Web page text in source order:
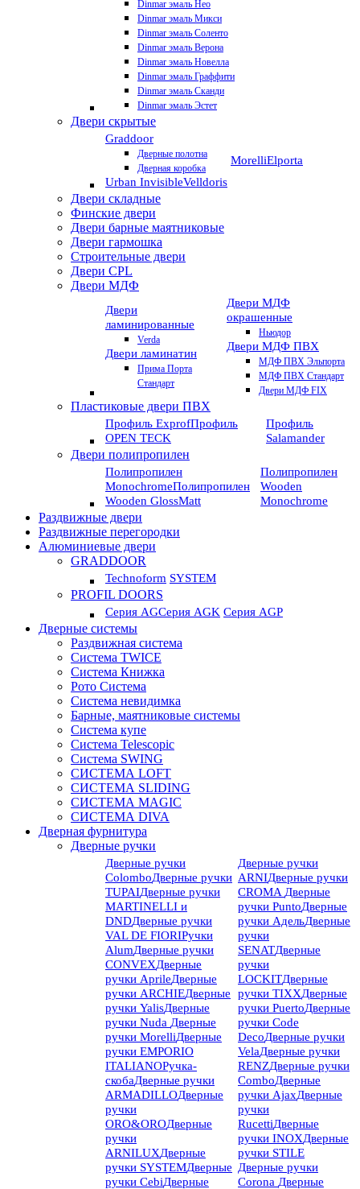
Dinmar эмаль Нео
Dinmar эмаль Микси
Dinmar эмаль Соленто
Dinmar эмаль Верона
Dinmar эмаль Новелла
Dinmar эмаль Граффити
Dinmar эмаль Сканди
Dinmar эмаль Эстет
Двери скрытые
Graddoor
Дверные полотна
Дверная коробка
Urban InvisibleVelldoris
MorelliElporta
Двери складные
Финские двери
Двери барные маятниковые
Двери гармошка
Строительные двери
Двери CРL
Двери МДФ
Двери
ламинированные
Verda
Двери ламинатин
Прима Порта
Стандарт
Двери МДФ
окрашенные
Ньюдор
Двери МДФ ПВХ
МДФ ПВХ Эльпорта
МДФ ПВХ Стандарт
Двери МДФ FIX
Пластиковые двери ПВХ
Профиль ExprofПрофиль
OPEN TECK
Профиль
Salamander
Двери полипропилен
Полипропилен
MonochromeПолипропилен
Wooden GlossMatt
Полипропилен
Wooden
Monochrome
Раздвижные двери
Раздвижные перегородки
Алюминиевые двери
GRADDOOR
Technoform SYSTEM
PROFIL DOORS
Серия AGСерия AGK Серия AGP
Дверные системы
Раздвижная система
Система TWICE
Система Книжка
Рото Система
Система невидимка
Барные, маятниковые системы
Система купе
Система Telescopic
Система SWING
СИСТЕМА LOFT
СИСТЕМА SLIDING
СИСТЕМА MAGIC
СИСТЕМА DIVA
Дверная фурнитура
Дверные ручки
Дверные ручки
ColomboДверные ручки
TUPAIДверные ручки
MARTINELLI и
DNDДверные ручки
VAL DE FIORIРучки
AlumДверные ручки
CONVEXДверные
ручки AprileДверные
ручки ARCHIEДверные
ручки YalisДверные
ручки Nuda Дверные
ручки MorelliДверные
ручки EMPORIO
ITALIANOРучка-
скобаДверные ручки
ARMADILLOДверные
ручки
ORO&OROДверные
ручки
ARNILUXДверные
ручки SYSTEMДверные
ручки CebiДверные
Дверные ручки
ARNIДверные ручки
CROMA Дверные
ручки PuntoДверные
ручки АдельДверные
ручки
SENATДверные
ручки
LOCKITДверные
ручки TIXXДверные
ручки PuertoДверные
ручки Code
DecoДверные ручки
VelaДверные ручки
RENZДверные ручки
ComboДверные
ручки AjaxДверные
ручки
RucettiДверные
ручки INOXДверные
ручки STILE
Дверные ручки
Corona Дверные